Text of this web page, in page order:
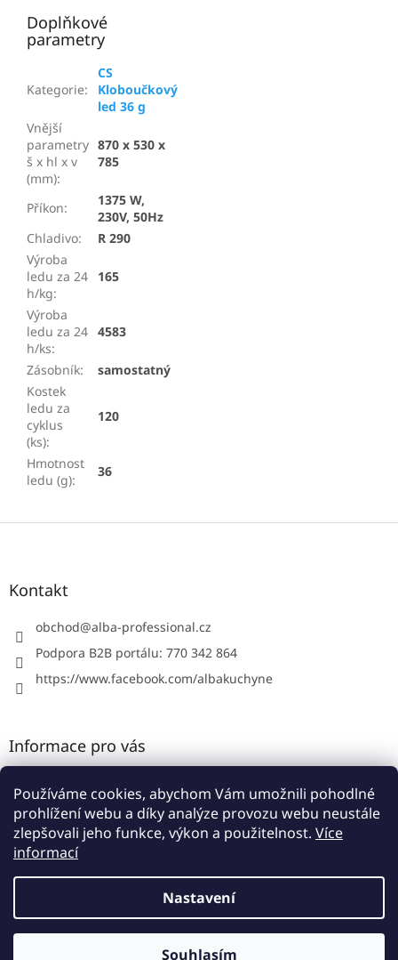
Používáme cookies, abychom Vám umožnili pohodlné
prohlížení webu a díky analýze provozu webu neustále
zlepšovali jeho funkce, výkon a použitelnost. Více
informací
Nastavení
Souhlasím
Doplňkové
parametry
Kategorie:
CS
Kloboučkový
led 36 g
Vnější
parametry
š x hl x v
(mm):
870 x 530 x
785
Příkon:
1375 W,
230V, 50Hz
Chladivo:
R 290
Výroba
ledu za 24
h/kg:
165
Výroba
ledu za 24
h/ks:
4583
Zásobník:
samostatný
Kostek
ledu za
cyklus
(ks):
120
Hmotnost
ledu (g):
36
Z
Kontakt
obchod@alba-professional.cz
Podpora B2B portálu: 770 342 864
https://www.facebook.com/albakuchyne
Informace pro vás
Obchodní podmínky
Podmínky ochrany osobních údajů
Vytvořil Shoptet
Alba B2B portál. Všechna práva vyhrazena.